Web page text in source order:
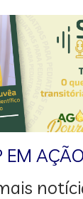
EM AÇÃO